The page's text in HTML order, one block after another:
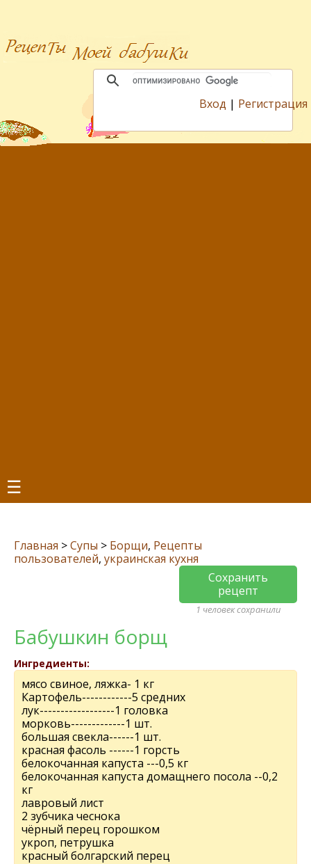
Вход | Регистрация
☰
Главная >Супы > Борщи, Рецепты
пользователей, украинская кухня
Сохранить
рецепт
1 человек сохранили
Бабушкин борщ
Ингредиенты:
мясо свиное, ляжка- 1 кг
Картофель------------5 средних
лук------------------1 головка
морковь-------------1 шт.
большая свекла------1 шт.
красная фасоль ------1 горсть
белокочанная капуста ---0,5 кг
белокочанная капуста домащнего посола --0,2
кг
лавровый лист
2 зубчика чеснока
чёрный перец горошком
укроп, петрушка
красный болгарский перец